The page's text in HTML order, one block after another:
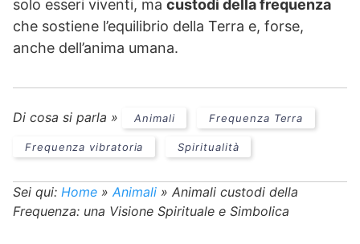
solo esseri viventi, ma custodi della frequenza
che sostiene l’equilibrio della Terra e, forse,
anche dell’anima umana.
Di cosa si parla » Animali Frequenza Terra
Frequenza vibratoria Spiritualità
Sei qui: Home » Animali » Animali custodi della
Frequenza: una Visione Spirituale e Simbolica